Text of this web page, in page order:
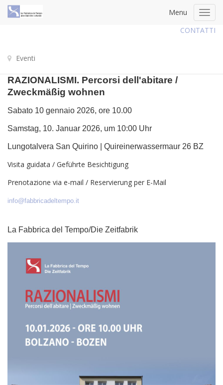
Menu
CONTATTI
Eventi
RAZIONALISMI. Percorsi dell'abitare /
Zweckmäßig wohnen
Sabato 10 gennaio 2026, ore 10.00
Samstag, 10. Januar 2026, um 10:00 Uhr
Lungotalvera San Quirino | Quireinerwassermaur 26 BZ
Visita guidata / Geführte Besichtigung
Prenotazione via e-mail / Reservierung per E-Mail
info@fabbricadeltempo.it
La Fabbrica del Tempo/Die Zeitfabrik